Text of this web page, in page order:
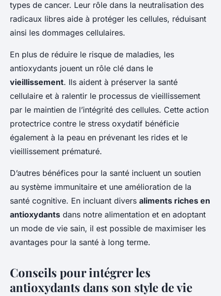
types de cancer. Leur rôle dans la neutralisation des
radicaux libres aide à protéger les cellules, réduisant
ainsi les dommages cellulaires.
En plus de réduire le risque de maladies, les
antioxydants jouent un rôle clé dans le
vieillissement. Ils aident à préserver la santé
cellulaire et à ralentir le processus de vieillissement
par le maintien de l’intégrité des cellules. Cette action
protectrice contre le stress oxydatif bénéficie
également à la peau en prévenant les rides et le
vieillissement prématuré.
D’autres bénéfices pour la santé incluent un soutien
au système immunitaire et une amélioration de la
santé cognitive. En incluant divers aliments riches en
antioxydants dans notre alimentation et en adoptant
un mode de vie sain, il est possible de maximiser les
avantages pour la santé à long terme.
Conseils pour intégrer les
antioxydants dans son style de vie